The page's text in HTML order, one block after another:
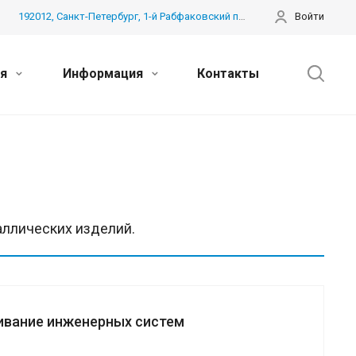
Войти
192012, Санкт-Петербург, 1-й Рабфаковский пер. дом 3 лит. Б, пом. 41Н
Информация Контакты
изделий.
инженерных систем